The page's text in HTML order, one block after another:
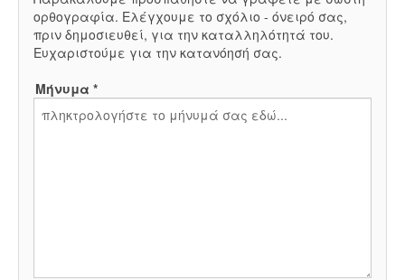
ορθογραφία. Ελέγχουμε το σχόλιο - όνειρό σας,
πριν δημοσιευθεί, για την καταλληλότητά του.
Ευχαριστούμε για την κατανόησή σας.
Μήνυμα *